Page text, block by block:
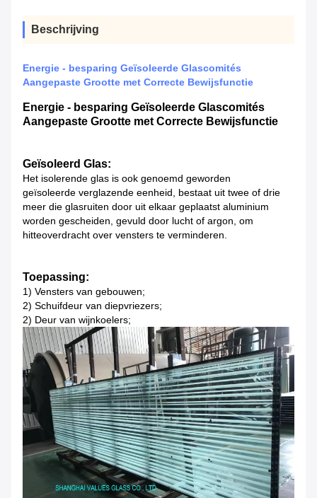
Beschrijving
Energie - besparing Geïsoleerde Glascomités
Aangepaste Grootte met Correcte Bewijsfunctie
Energie - besparing Geïsoleerde Glascomités
Aangepaste Grootte met Correcte Bewijsfunctie
Geïsoleerd Glas:
Het isolerende glas is ook genoemd geworden
geïsoleerde verglazende eenheid, bestaat uit twee of drie
meer die glasruiten door uit elkaar geplaatst aluminium
worden gescheiden, gevuld door lucht of argon, om
hitteoverdracht over vensters te verminderen.
Toepassing:
1) Vensters van gebouwen;
2) Schuifdeur van diepvriezers;
2) Deur van wijnkoelers;